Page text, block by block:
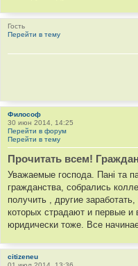
Гость
Перейти в тему
Философ
30 июн 2014, 14:25
Перейти в форум
Перейти в тему
Прочитать всем!
Уважаемые господа. Пані та
гражданства, собрались
получить , другие
которых страдают и первые
юридически тоже. Все
citizeneu